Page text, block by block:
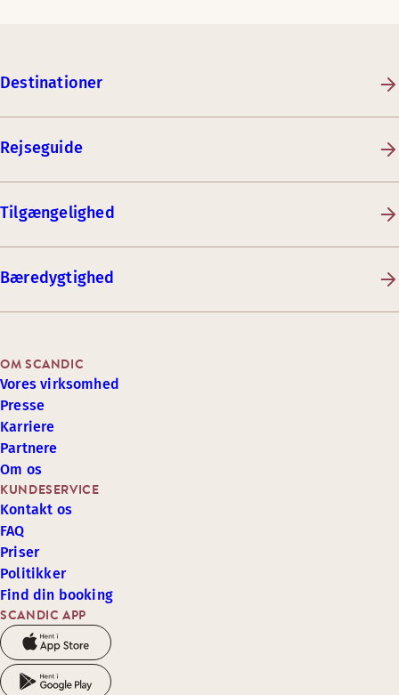
Destinationer
Rejseguide
Tilgængelighed
Bæredygtighed
SCANDIC APP
KUNDESERVICE
Kontakt os
FAQ
Priser
Politikker
Find din booking
OM SCANDIC
Vores virksomhed
Presse
Karriere
Partnere
Om os